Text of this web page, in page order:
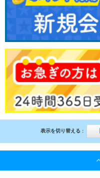
表示を切り替える :